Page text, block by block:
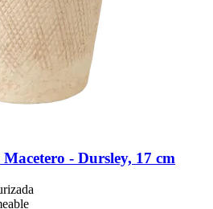
Macetero -​ Dursley, 17 cm